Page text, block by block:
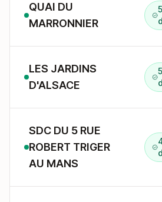
QUAI DU
MARRONNIER
LES JARDINS
D'ALSACE
SDC DU 5 RUE
ROBERT TRIGER
AU MANS